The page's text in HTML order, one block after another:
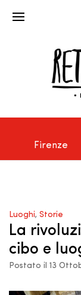
Firenze
Luoghi, Storie
La
cibo e
Postato il 13